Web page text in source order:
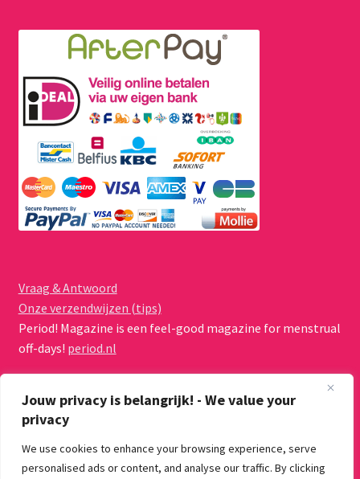
Jouw privacy is belangrijk! - We value your
privacy
We use cookies to enhance your browsing experience, serve
personalised ads or content, and analyse our traffic. By clicking
Vraag & Antwoord
Onze verzendwijzen (tips)
Period! Magazine is een feel-good magazine for menstrual
off-days! period.nl
© Menstruatiecups.nl 2026
Algemene voorwaarden
Gebouwd met WooCommerce.